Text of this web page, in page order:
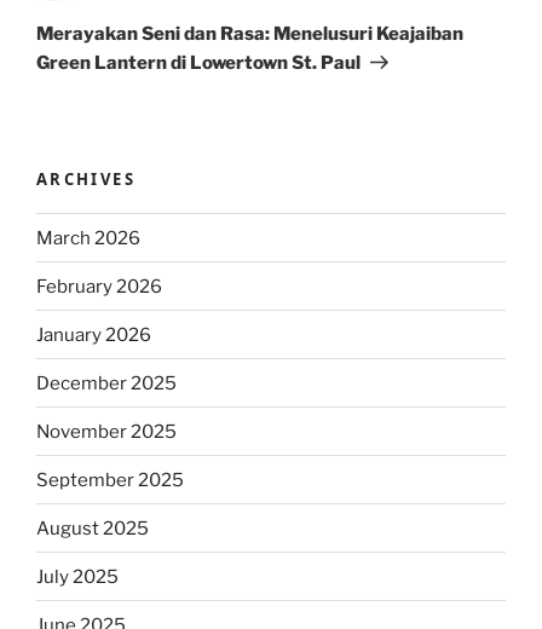
Post
Merayakan Seni dan Rasa: Menelusuri Keajaiban
Green Lantern di Lowertown St. Paul
ARCHIVES
March 2026
February 2026
January 2026
December 2025
November 2025
September 2025
August 2025
July 2025